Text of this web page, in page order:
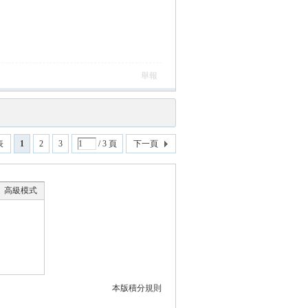
舉報
1 2 3 / 3 頁 下一頁
高級模式
本版積分規則